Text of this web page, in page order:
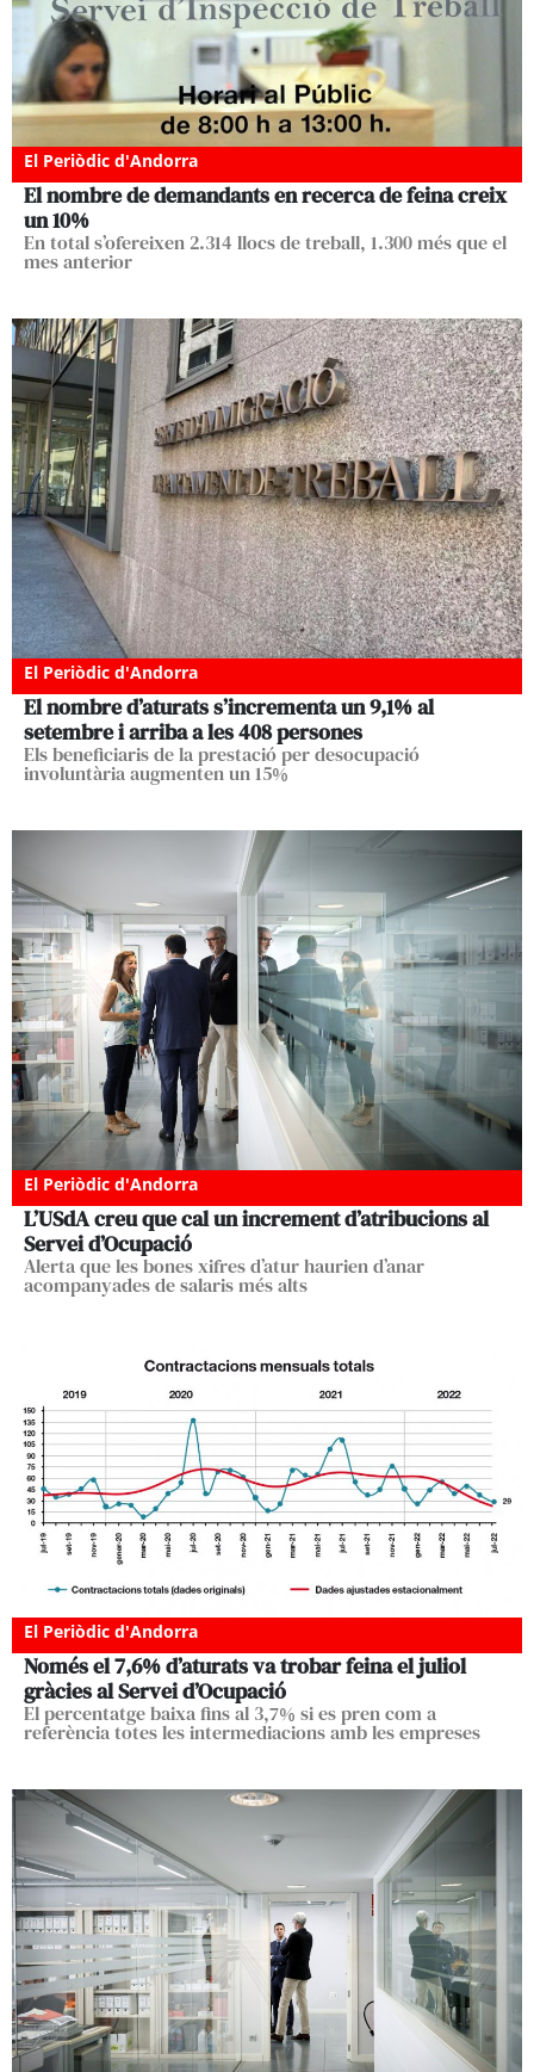
El Periòdic d'Andorra
El nombre de demandants en recerca de feina creix
un 10%
En total s’ofereixen 2.314 llocs de treball, 1.300 més que el
mes anterior
El Periòdic d'Andorra
El nombre d’aturats s’incrementa un 9,1% al
setembre i arriba a les 408 persones
Els beneficiaris de la prestació per desocupació
involuntària augmenten un 15%
El Periòdic d'Andorra
L’USdA creu que cal un increment d’atribucions al
Servei d’Ocupació
Alerta que les bones xifres d’atur haurien d’anar
acompanyades de salaris més alts
El Periòdic d'Andorra
Només el 7,6% d’aturats va trobar feina el juliol
gràcies al Servei d’Ocupació
El percentatge baixa fins al 3,7% si es pren com a
referència totes les intermediacions amb les empreses